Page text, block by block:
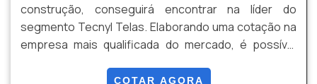
construção, conseguirá encontrar na líder do
segmento Tecnyl Telas. Elaborando uma cotação na
empresa mais qualificada do mercado, é possível
competente do ramo. É importante lembrar que o
COTAR AGORA